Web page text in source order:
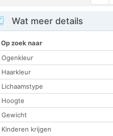
Wat meer details
Op zoek naar
Ogenkleur
Haarkleur
Lichaamstype
Hoogte
Gewicht
Kinderen krijgen